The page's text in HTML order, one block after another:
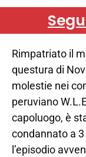
Rimpatriato il
questura di
molestie nei
peruviano
capoluogo, è
condannato a
l’episodio